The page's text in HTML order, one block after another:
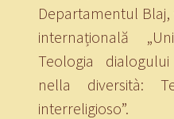
Departamentul
internațională
Teologia
nella diversità:
interreligioso”.